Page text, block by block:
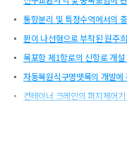
통항분리 및 특정수역에서의
퓐이 나선형으로 부착된 원주
목포항 제1항로의 신항로 개
자동복원식구명뗏목의 개발에
컨테이너 크레인의 퍼지제어기
L-band의 위성통신 시스템을